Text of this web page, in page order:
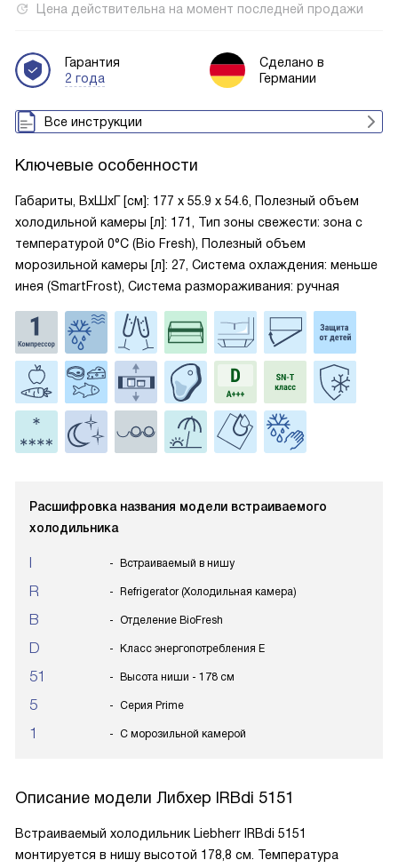
Цена действительна на момент последней продажи
Гарантия
2 года
Сделано в
Германии
Все инструкции
Ключевые особенности
Габариты, ВxШxГ [см]: 177 х 55.9 х 54.6, Полезный объем
холодильной камеры [л]: 171, Тип зоны свежести: зона с
температурой 0°C (Bio Fresh), Полезный объем
морозильной камеры [л]: 27, Система охлаждения: меньше
инея (SmartFrost), Система размораживания: ручная
Расшифровка названия модели встраиваемого
холодильника
I Встраиваемый в нишу
R Refrigerator (Холодильная камера)
B Отделение BioFresh
D Класс энергопотребления E
51 Высота ниши - 178 см
5 Серия Prime
1 С морозильной камерой
Описание модели Либхер IRBdi 5151
Встраиваемый холодильник Liebherr IRBdi 5151
монтируется в нишу высотой 178,8 см. Температура